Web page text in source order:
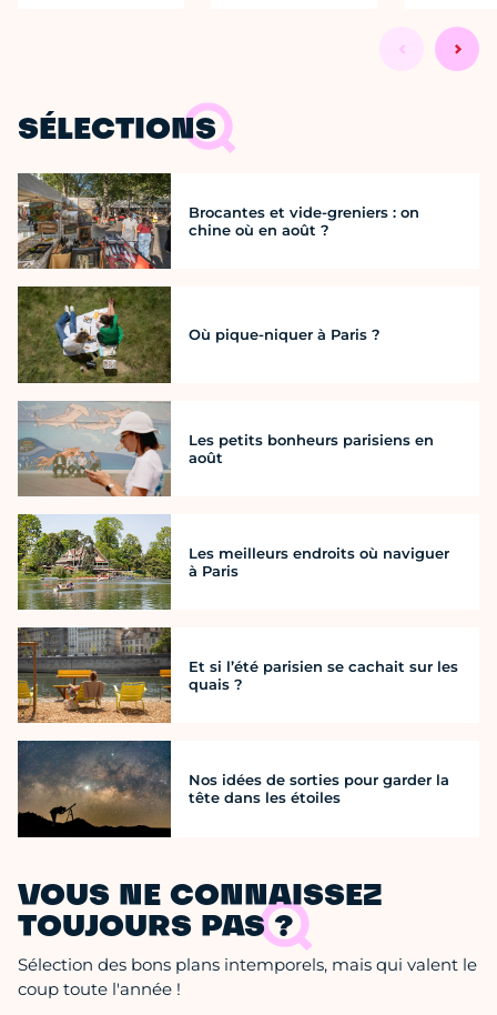
SÉLECTIONS
Brocantes et vide-greniers : on
chine où en août ?
Où pique-niquer à Paris ?
Les petits bonheurs parisiens en
août
Les meilleurs endroits où naviguer
à Paris
Et si l’été parisien se cachait sur les
quais ?
Nos idées de sorties pour garder la
tête dans les étoiles
VOUS NE CONNAISSEZ
TOUJOURS PAS ?
Sélection des bons plans intemporels, mais qui valent le
coup toute l'année !